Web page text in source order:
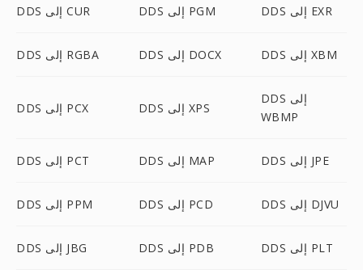
DDS إلى CUR DDS إلى PGM DDS إلى EXR
DDS إلى RGBA DDS إلى DOCX DDS إلى XBM
DDS إلى PCX DDS إلى XPS
DDS إلى
WBMP
DDS إلى PCT DDS إلى MAP DDS إلى JPE
DDS إلى PPM DDS إلى PCD DDS إلى DJVU
DDS إلى JBG DDS إلى PDB DDS إلى PLT